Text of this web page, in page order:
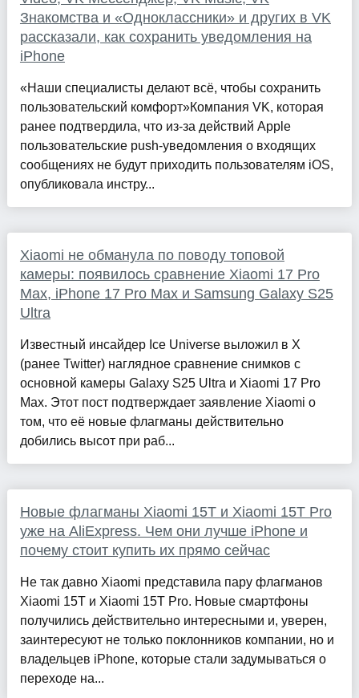
Знакомства и «Одноклассники» и других в VK
рассказали, как сохранить уведомления на
iPhone
«Наши специалисты делают всё, чтобы сохранить
пользовательский комфорт»Компания VK, которая
ранее подтвердила, что из-за действий Apple
пользовательские push-уведомления о входящих
сообщениях не будут приходить пользователям iOS,
опубликовала инстру...
Xiaomi не обманула по поводу топовой
камеры: появилось сравнение Xiaomi 17 Pro
Max, iPhone 17 Pro Max и Samsung Galaxy S25
Ultra
Известный инсайдер Ice Universe выложил в X
(ранее Twitter) наглядное сравнение снимков с
основной камеры Galaxy S25 Ultra и Xiaomi 17 Pro
Max. Этот пост подтверждает заявление Xiaomi о
том, что её новые флагманы действительно
добились высот при раб...
Новые флагманы Xiaomi 15T и Xiaomi 15T Pro
уже на AliExpress. Чем они лучше iPhone и
почему стоит купить их прямо сейчас
Не так давно Xiaomi представила пару флагманов
Xiaomi 15T и Xiaomi 15T Pro. Новые смартфоны
получились действительно интересными и, уверен,
заинтересуют не только поклонников компании, но и
владельцев iPhone, которые стали задумываться о
переходе на...